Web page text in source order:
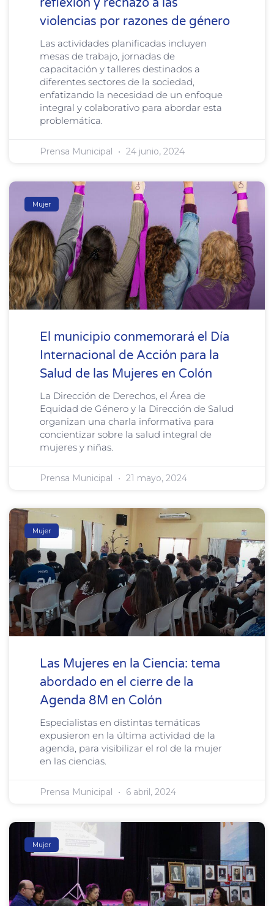
reflexión y rechazo a las
violencias por razones de género
Las actividades planificadas incluyen
mesas de trabajo, jornadas de
capacitación y talleres destinados a
diferentes sectores de la sociedad,
enfatizando la necesidad de un enfoque
integral y colaborativo para abordar esta
problemática.
Prensa Municipal 24 junio, 2024
Mujer
El municipio conmemorará el Día
Internacional de Acción para la
Salud de las Mujeres en Colón
La Dirección de Derechos, el Área de
Equidad de Género y la Dirección de Salud
organizan una charla informativa para
concientizar sobre la salud integral de
mujeres y niñas.
Prensa Municipal 21 mayo, 2024
Mujer
Las Mujeres en la Ciencia: tema
abordado en el cierre de la
Agenda 8M en Colón
Especialistas en distintas temáticas
expusieron en la última actividad de la
agenda, para visibilizar el rol de la mujer
en las ciencias.
Prensa Municipal 6 abril, 2024
Mujer